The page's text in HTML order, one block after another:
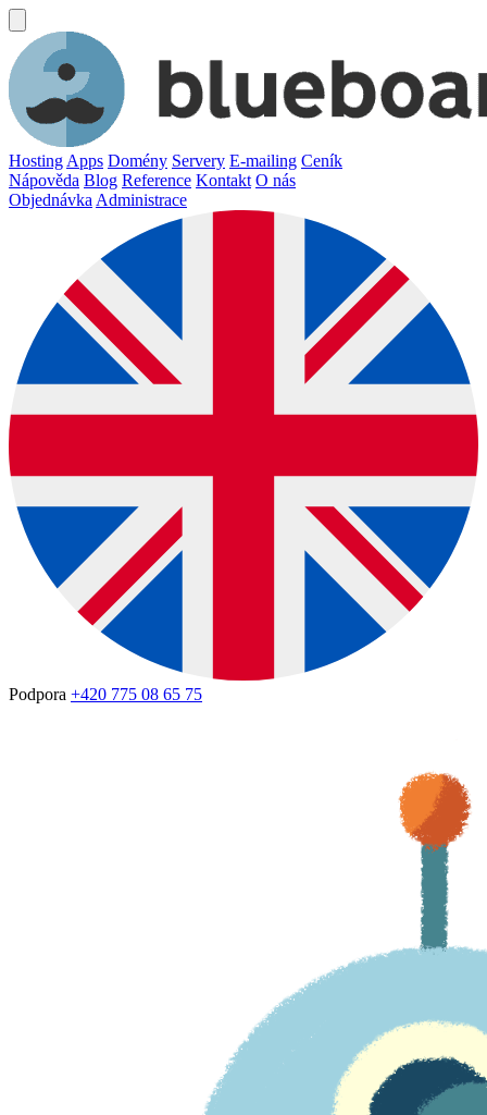
Hosting Apps Domény Servery E-mailing Ceník
Nápověda Blog Reference Kontakt O nás
Objednávka Administrace
Podpora +420 775 08 65 75